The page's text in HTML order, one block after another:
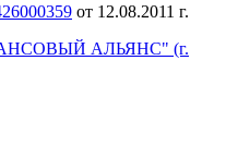
от 12.08.2011 г.
АЛЬЯНС" (г.